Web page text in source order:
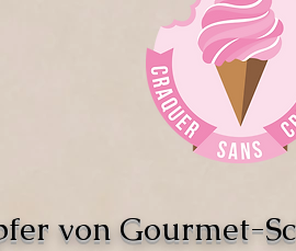
von Gourmet-